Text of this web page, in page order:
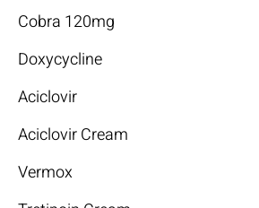
Cobra 120mg
Doxycycline
Aciclovir
Aciclovir Cream
Vermox